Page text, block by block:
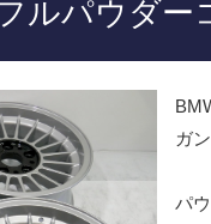
ルパウダー
ガ
パ